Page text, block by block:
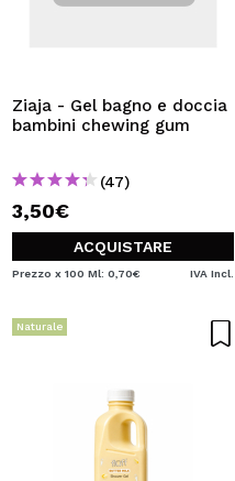
Ziaja - Gel bagno e doccia
bambini chewing gum
(47)
3,50€
ACQUISTARE
Prezzo x 100 Ml: 0,70€ IVA Incl.
Naturale